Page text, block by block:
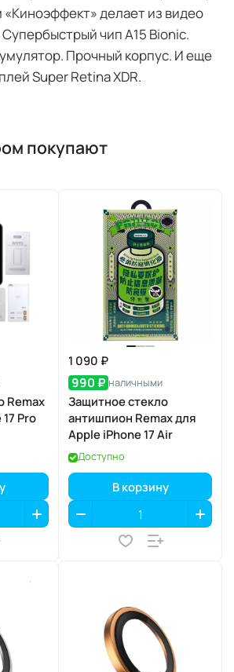
делает из видео
чип A15 Bionic.
Прочный корпус. И еще
Super Retina XDR.
покупают
Remax
Pro
1 090 ₽
990 ₽ наличными
Защитное стекло
антишпион Remax для
Apple iPhone 17 Air
Доступно
В корзину